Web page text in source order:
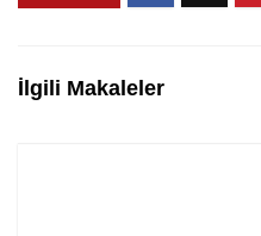
İlgili Makaleler